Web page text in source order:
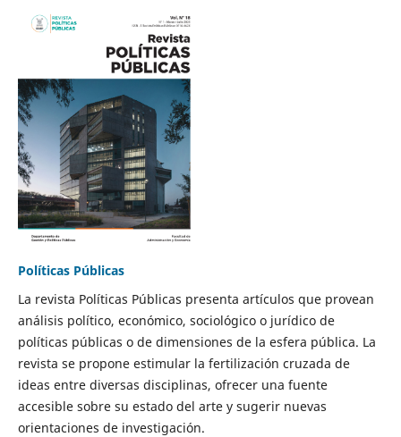
Políticas Públicas
La revista Políticas Públicas presenta artículos que provean
análisis político, económico, sociológico o jurídico de
políticas públicas o de dimensiones de la esfera pública. La
revista se propone estimular la fertilización cruzada de
ideas entre diversas disciplinas, ofrecer una fuente
accesible sobre su estado del arte y sugerir nuevas
orientaciones de investigación.